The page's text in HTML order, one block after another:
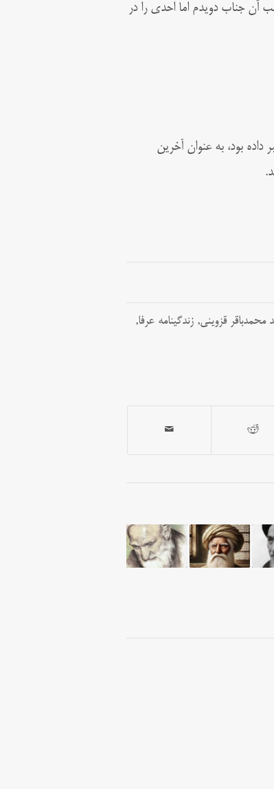
جناب دويدم اما احدى را در
بود، به عنوان آخرین
محمدباقر قزوینی, زندگینامه عرفا,